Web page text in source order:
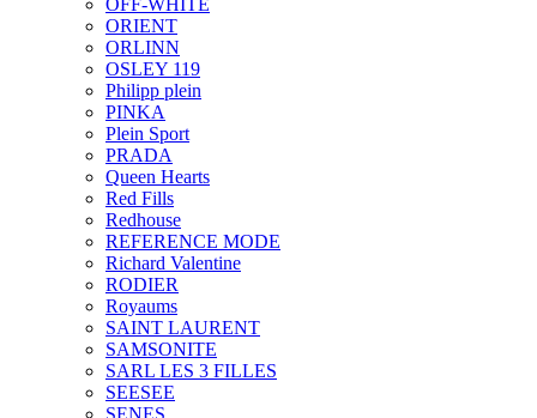
ORIENT
ORLINN
OSLEY 119
Philipp plein
PINKA
Plein Sport
PRADA
Queen Hearts
Red Fills
Redhouse
REFERENCE MODE
Richard Valentine
RODIER
Royaums
SAINT LAURENT
SAMSONITE
SARL LES 3 FILLES
SEESEE
SENES